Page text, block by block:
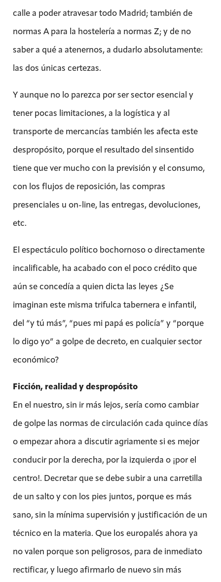
calle a poder atravesar todo Madrid; también de
normas A para la hostelería a normas Z; y de no
saber a qué a atenernos, a dudarlo absolutamente:
las dos únicas certezas.
Y aunque no lo parezca por ser sector esencial y
tener pocas limitaciones, a la logística y al
transporte de mercancías también les afecta este
despropósito, porque el resultado del sinsentido
tiene que ver mucho con la previsión y el consumo,
con los flujos de reposición, las compras
presenciales u on-line, las entregas, devoluciones,
etc.
El espectáculo político bochornoso o directamente
incalificable, ha acabado con el poco crédito que
aún se concedía a quien dicta las leyes ¿Se
imaginan este misma trifulca tabernera e infantil,
del “y tú más”, “pues mi papá es policía” y “porque
lo digo yo” a golpe de decreto, en cualquier sector
económico?
Ficción, realidad y despropósito
En el nuestro, sin ir más lejos, sería como cambiar
de golpe las normas de circulación cada quince días
o empezar ahora a discutir agriamente si es mejor
conducir por la derecha, por la izquierda o ¡por el
centro!. Decretar que se debe subir a una carretilla
de un salto y con los pies juntos, porque es más
sano, sin la mínima supervisión y justificación de un
técnico en la materia. Que los europalés ahora ya
no valen porque son peligrosos, para de inmediato
rectificar, y luego afirmarlo de nuevo sin más